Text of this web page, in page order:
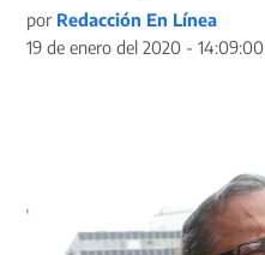
por Redacción En Línea
19 de enero del 2020 - 14:09:00